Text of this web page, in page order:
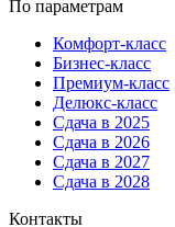
По параметрам
Комфорт-класс
Бизнес-класс
Премиум-класс
Делюкс-класс
Сдача в 2025
Сдача в 2026
Сдача в 2027
Сдача в 2028
Контакты